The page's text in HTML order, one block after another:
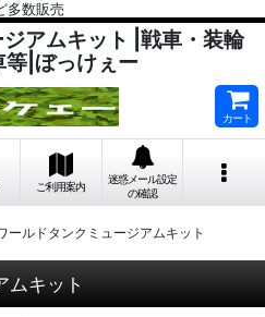
多数販売
アムキット |戦車・装輪
等|ぼっけぇー
カート
ご利用案内
迷惑メール設定
の確認
ールドタンクミュージアムキット
ムキット